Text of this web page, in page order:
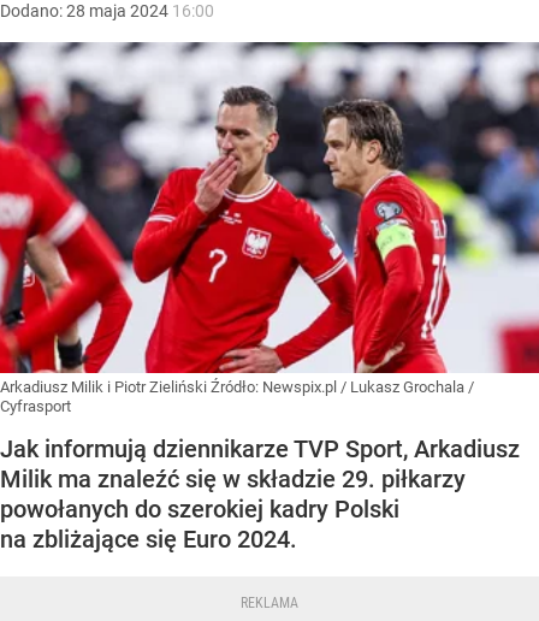
Dodano:28 maja 2024 16:00
Arkadiusz Milik i Piotr Zieliński Źródło: Newspix.pl / Lukasz Grochala /
Cyfrasport
Jak informują dziennikarze TVP Sport, Arkadiusz
Milik ma znaleźć się w składzie 29. piłkarzy
powołanych do szerokiej kadry Polski
na zbliżające się Euro 2024.